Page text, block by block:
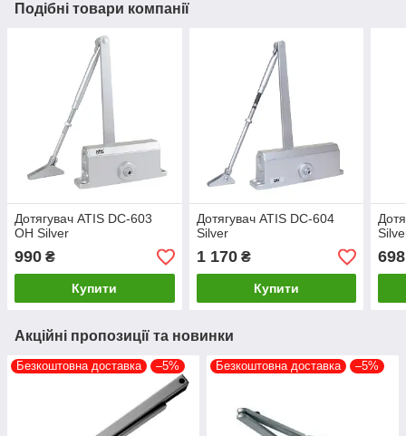
Подібні товари компанії
Дотягувач ATIS DC-603
OH Silver
990 ₴
Купити
Дотягувач ATIS DC-604
Silver
1 170₴
Купити
698
Акційні пропозиції та новинки
Безкоштовна доставка –5% Безкоштовна доставка –5%